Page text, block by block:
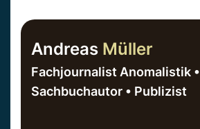
Andreas Müller
Fachjournalist Anomalistik •
Sachbuchautor • Publizist